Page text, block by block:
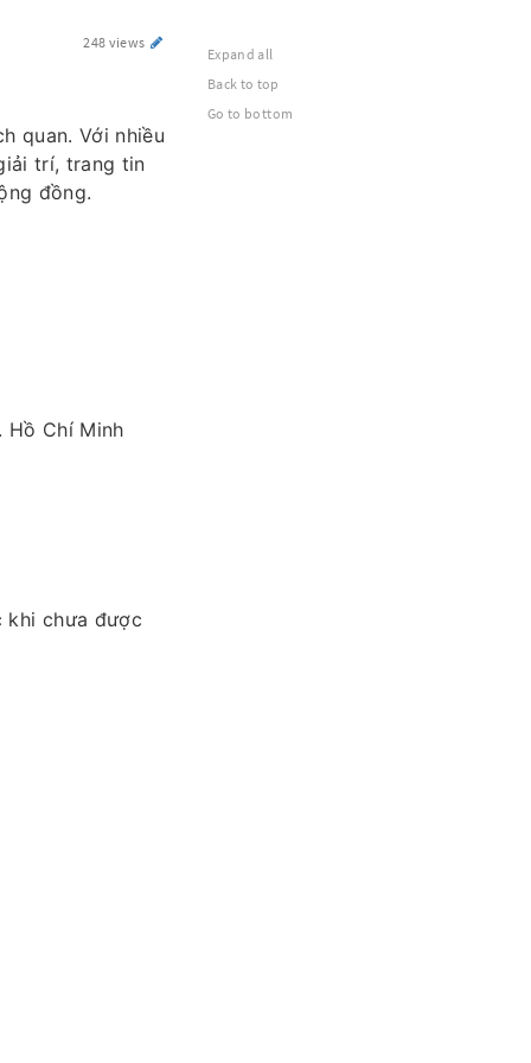
248 views
quan. Với nhiều
trí, trang tin
đồng.
Hồ Chí Minh
khi chưa được
Expand all
Back to top
Go to bottom